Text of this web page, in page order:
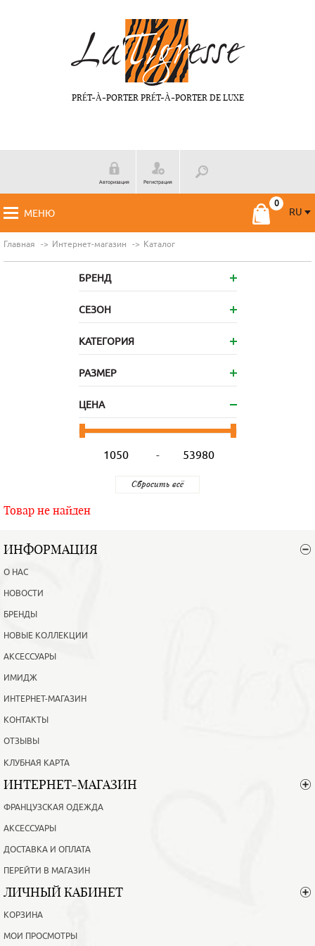
PRÉT-À-PORTER PRÉT-À-PORTER DE LUXE
Авторизация Регистрация
МЕНЮ
RU
Главная Интернет-магазин Каталог
БРЕНД
СЕЗОН
КАТЕГОРИЯ
РАЗМЕР
ЦЕНА
-
Товар не найден
ИНФОРМАЦИЯ
О НАС
НОВОСТИ
БРЕНДЫ
НОВЫЕ КОЛЛЕКЦИИ
АКСЕССУАРЫ
ИМИДЖ
ИНТЕРНЕТ-МАГАЗИН
КОНТАКТЫ
ОТЗЫВЫ
КЛУБНАЯ КАРТА
ИНТЕРНЕТ-МАГАЗИН
ФРАНЦУЗСКАЯ ОДЕЖДА
АКСЕССУАРЫ
ДОСТАВКА И ОПЛАТА
ПЕРЕЙТИ В МАГАЗИН
ЛИЧНЫЙ КАБИНЕТ
КОРЗИНА
МОИ ПРОСМОТРЫ